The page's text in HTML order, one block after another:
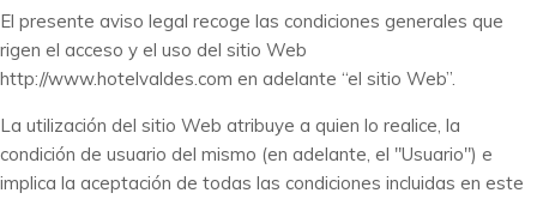
Aviso Legal
El presente aviso legal recoge las condiciones generales que
rigen el acceso y el uso del sitio Web
http://www.hotelvaldes.com en adelante “el sitio Web”.
La utilización del sitio Web atribuye a quien lo realice, la
condición de usuario del mismo (en adelante, el "Usuario") e
implica la aceptación de todas las condiciones incluidas en este